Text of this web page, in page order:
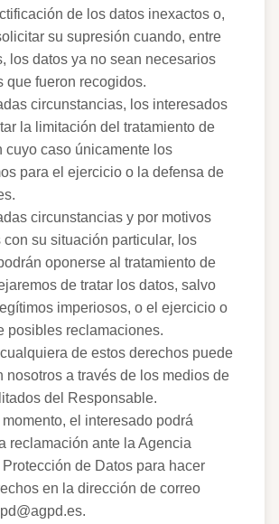
de los datos inexactos o,
su supresión cuando, entre
los datos ya no sean necesarios
que fueron recogidos.
circunstancias, los interesados
la limitación del tratamiento de
cuyo caso únicamente los
para el ejercicio o la defensa de
circunstancias y por motivos
su situación particular, los
oponerse al tratamiento de
de tratar los datos, salvo
imperiosos, o el ejercicio o
posibles reclamaciones.
de estos derechos puede
nosotros a través de los medios de
del Responsable.
el interesado podrá
reclamación ante la Agencia
de Datos para hacer
en la dirección de correo